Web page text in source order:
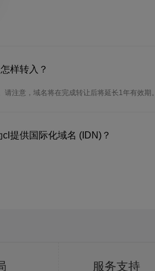
样转入？
请注意，域名将在完成转让后将延长1年有效期。
提供国际化域名 (IDN)？
服务支持